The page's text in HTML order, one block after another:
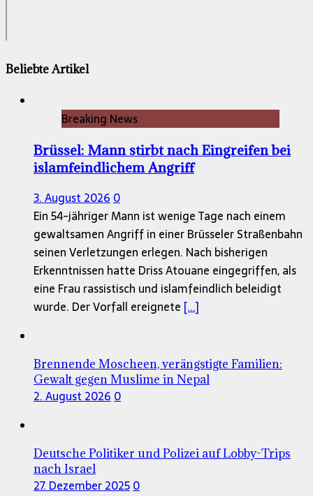
Beliebte Artikel
Breaking News
Brüssel: Mann stirbt nach Eingreifen bei
islamfeindlichem Angriff
3. August 20260
Ein 54-jähriger Mann ist wenige Tage nach einem
gewaltsamen Angriff in einer Brüsseler Straßenbahn
seinen Verletzungen erlegen. Nach bisherigen
Erkenntnissen hatte Driss Atouane eingegriffen, als
eine Frau rassistisch und islamfeindlich beleidigt
wurde. Der Vorfall ereignete [...]
Brennende Moscheen, verängstigte Familien:
Gewalt gegen Muslime in Nepal
2. August 20260
Deutsche Politiker und Polizei auf Lobby-Trips
nach Israel
27. Dezember 20250